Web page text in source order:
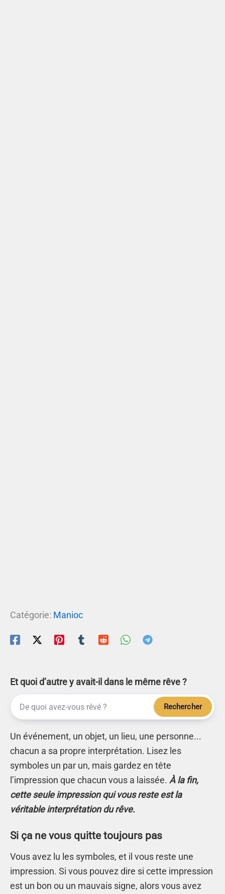
Catégorie: Manioc
Et quoi d’autre y avait-il dans le même rêve ?
Rechercher
Un événement, un objet, un lieu, une personne...
chacun a sa propre interprétation. Lisez les
symboles un par un, mais gardez en tête
l’impression que chacun vous a laissée. À la fin,
cette seule impression qui vous reste est la
véritable interprétation du rêve.
Si ça ne vous quitte toujours pas
Vous avez lu les symboles, et il vous reste une
impression. Si vous pouvez dire si cette impression
est un bon ou un mauvais signe, alors vous avez